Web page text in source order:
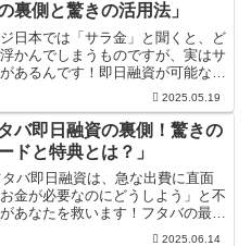
裏側と驚きの活用法」
日本では「サラ金」と聞くと、ど
かんでしまうものですが、実はサ
あるんです！即日融資が可能なこ
きに非常に頼もしい存在...2025.05.19
タバ即日融資の裏側！驚きの
ドと特典とは？」
バ即日融資は、急な出費に直面
金が必要なのにどうしよう」と不
あなたを救います！フタバの最大
ド感。申込から融資ま...2025.06.14